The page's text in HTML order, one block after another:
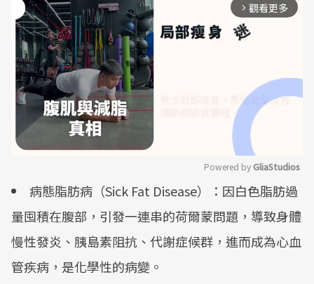
arrow_forward_ios 觀看更多
Mute
Powered by GliaStudios
病態脂肪病（Sick Fat Disease）：因白色脂肪過
量囤積在腹部，引發一連串的荷爾蒙問題，導致身體
慢性發炎、胰島素阻抗、代謝症候群，進而成為心血
管疾病，是化學性的病變。